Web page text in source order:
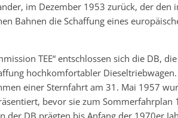
im Dezember 1953 zurück, der den
Bahnen die Schaffung eines
TEE“ entschlossen sich die DB, die
hochkomfortabler
einer Sternfahrt am 31. Mai 1957
bevor sie zum Sommerfahrplan
der DB prägten bis Anfang der 1970er